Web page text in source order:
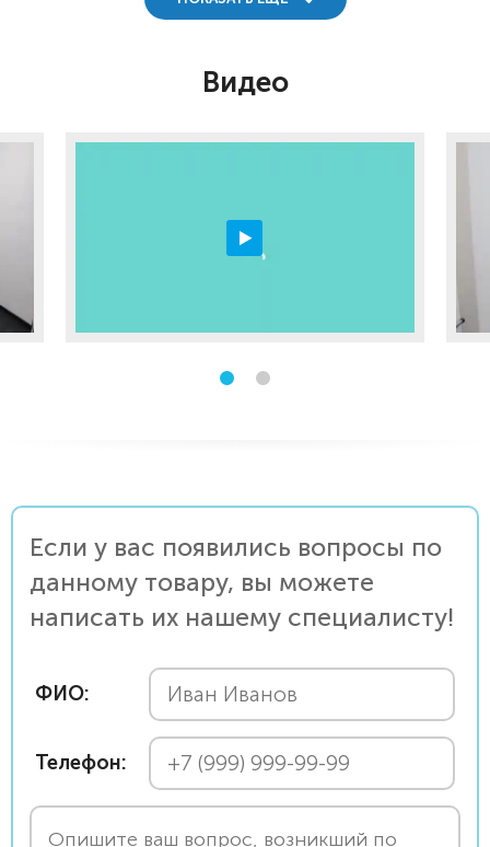
Видео
Если у вас появились вопросы по
данному товару, вы можете
написать их нашему специалисту!
ФИО:
Телефон: